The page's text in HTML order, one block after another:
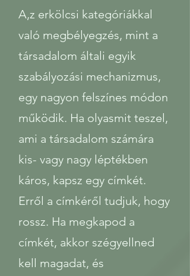
A,z erkölcsi kategóriákkal
való megbélyegzés, mint a
társadalom általi egyik
szabályozási mechanizmus,
egy nagyon felszínes módon
működik. Ha olyasmit teszel,
ami a társadalom számára
kis- vagy nagy léptékben
káros, kapsz egy címkét.
Erről a címkéről tudjuk, hogy
rossz. Ha megkapod a
címkét, akkor szégyellned
kell magadat, és